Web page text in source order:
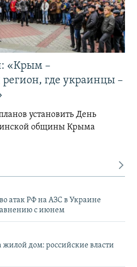
«Крым –
где украинцы –
установить День
общины Крыма
атак РФ на АЗС в Украине
с июнем
жилой дом: российские власти